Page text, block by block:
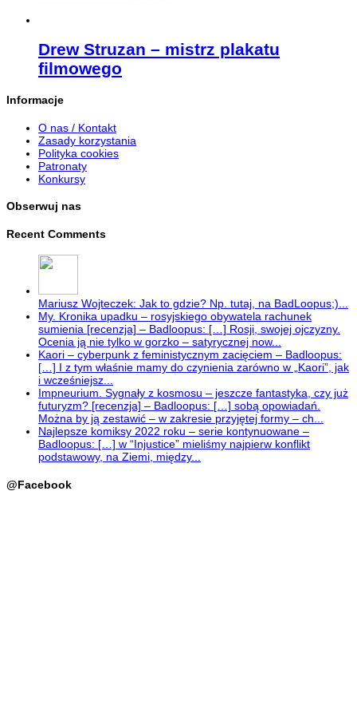
Drew Struzan – mistrz plakatu
filmowego
Informacje
O nas / Kontakt
Zasady korzystania
Polityka cookies
Patronaty
Konkursy
Obserwuj nas
Recent Comments
Mariusz Wojteczek: Jak to gdzie? Np. tutaj, na BadLoopus;)...
My. Kronika upadku – rosyjskiego obywatela rachunek
sumienia [recenzja] – Badloopus: […] Rosji, swojej ojczyzny.
Ocenia ją nie tylko w gorzko – satyrycznej now...
Kaori – cyberpunk z feministycznym zacięciem – Badloopus:
[…] I z tym właśnie mamy do czynienia zarówno w „Kaori”, jak
i wcześniejsz...
Impneurium. Sygnały z kosmosu – jeszcze fantastyka, czy już
futuryzm? [recenzja] – Badloopus: […] sobą opowiadań.
Można by ją zestawić – w zakresie przyjętej formy – ch...
Najlepsze komiksy 2022 roku – serie kontynuowane –
Badloopus: […] w “Injustice” mieliśmy najpierw konflikt
podstawowy, na Ziemi, między...
@Facebook